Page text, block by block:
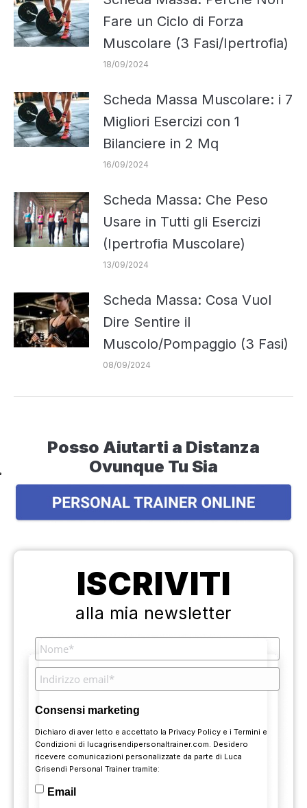
Fare un Ciclo di Forza
Muscolare (3 Fasi/Ipertrofia)
18/09/2024
Scheda Massa Muscolare: i 7
Migliori Esercizi con 1
Bilanciere in 2 Mq
16/09/2024
Scheda Massa: Che Peso
Usare in Tutti gli Esercizi
(Ipertrofia Muscolare)
13/09/2024
Scheda Massa: Cosa Vuol
Dire Sentire il
Muscolo/Pompaggio (3 Fasi)
08/09/2024
Posso Aiutarti a Distanza
Ovunque Tu Sia
ISCRIVITI
alla mia newsletter
Consensi marketing
Dichiaro di aver letto e accettato la Privacy Policy e iTermini e
Condizioni di lucagrisendipersonaltrainer.com. Desidero
ricevere comunicazioni personalizzate da parte di Luca
Grisendi Personal Trainer tramite:
Email